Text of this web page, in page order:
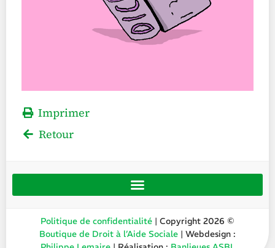
Imprimer
Retour
Politique de confidentialité | Copyright 2026 ©
Boutique de Droit à l’Aide Sociale | Webdesign :